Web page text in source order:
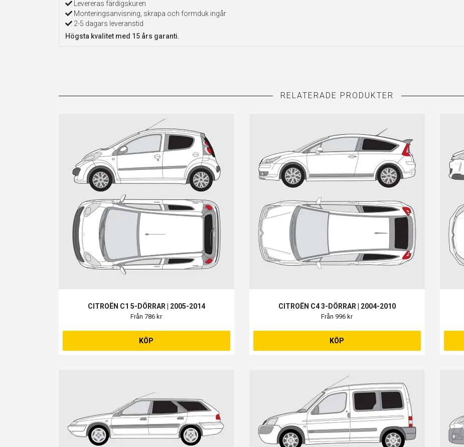
Levereras färdigskuren
Monteringsanvisning, skrapa och formduk ingår
2-5 dagars leveranstid
Högsta kvalitet med 15 års garanti.
CITROËN C1 5-DÖRRAR | 2005-2014
Från 786 kr
KÖP
CITROËN C4 3-DÖRRAR | 2004-2010
Från 996 kr
KÖP